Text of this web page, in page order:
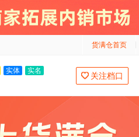
货满仓首页
实体
实名
关注档口